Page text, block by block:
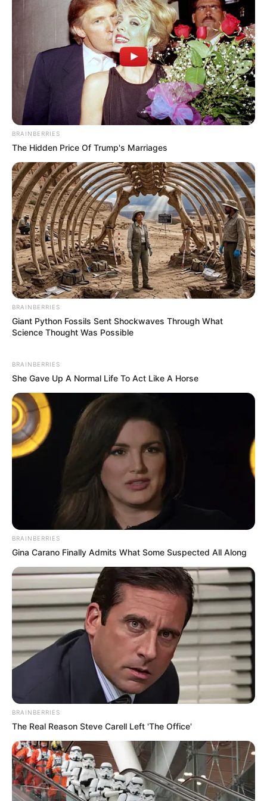
Njegova odvjetnica ispustila je olovku na stol. „Trebao si mi
reći za tvrtku“, obrecnula se na njega.
Nije odgovorio. Jer se više nije mogao boriti na svim frontama
odjednom. Sa mnom, s njom, sa sucem, s papirologijom, sa
BRAINBERRIES
The Hidden Price Of Trump's Marriages
BRAINBERRIES
Giant Python Fossils Sent Shockwaves Through What
Science Thought Was Possible
BRAINBERRIES
She Gave Up A Normal Life To Act Like A Horse
BRAINBERRIES
Gina Carano Finally Admits What Some Suspected All Along
BRAINBERRIES
The Real Reason Steve Carell Left 'The Office'